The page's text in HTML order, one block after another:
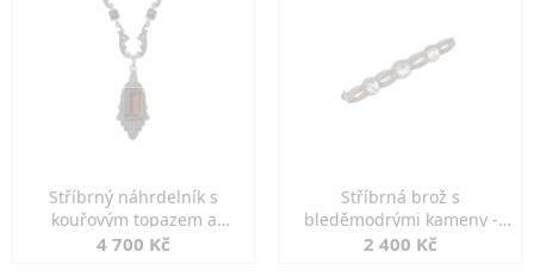
Stříbrný náhrdelník s
kouřovým topazem a
markazity
4 700 Kč
Stříbrná brož s
bleděmodrými kameny -
jemná elegance
2 400 Kč